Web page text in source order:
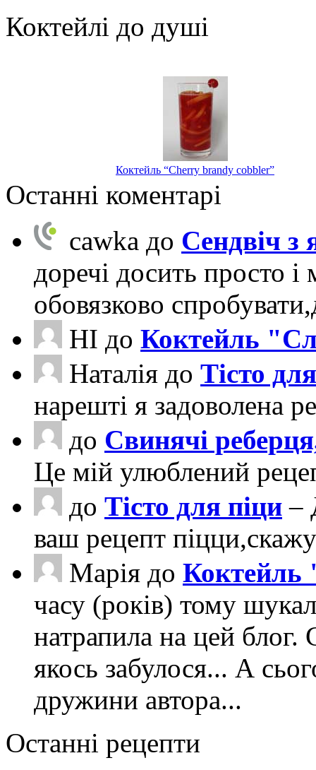
Коктейлі до душі
Коктейль “Cherry brandy cobbler”
Останні коментарі
cawka до Сендвіч з
доречі досить просто
обовязково
НІ до Коктейль
Наталія до Тісто
нарешті я задоволена
до Свинячі
Це мій улюблений
до Тісто для піци –
ваш рецепт
Марія до Коктейль
часу (років) тому
натрапила на цей блог.
якось забулося... А
дружини автора...
Останні рецепти